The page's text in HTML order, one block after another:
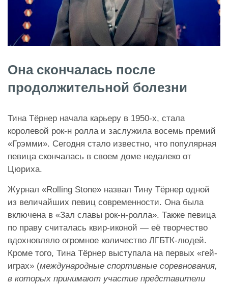
Она скончалась после
продолжительной болезни
Тина Тёрнер начала карьеру в 1950-х, стала
королевой рок-н ролла и заслужила восемь премий
«Грэмми». Сегодня стало известно, что популярная
певица скончалась в своем доме недалеко от
Цюриха.
Журнал «Rolling Stone» назвал Тину Тёрнер одной
из величайших певиц современности. Она была
включена в «Зал славы рок-н-ролла». Также певица
по праву считалась квир-иконой — её творчество
вдохновляло огромное количество ЛГБТК-людей.
Кроме того, Тина Тёрнер выступала на первых «гей-
играх» (международные спортивные соревнования,
в которых принимают участие представители